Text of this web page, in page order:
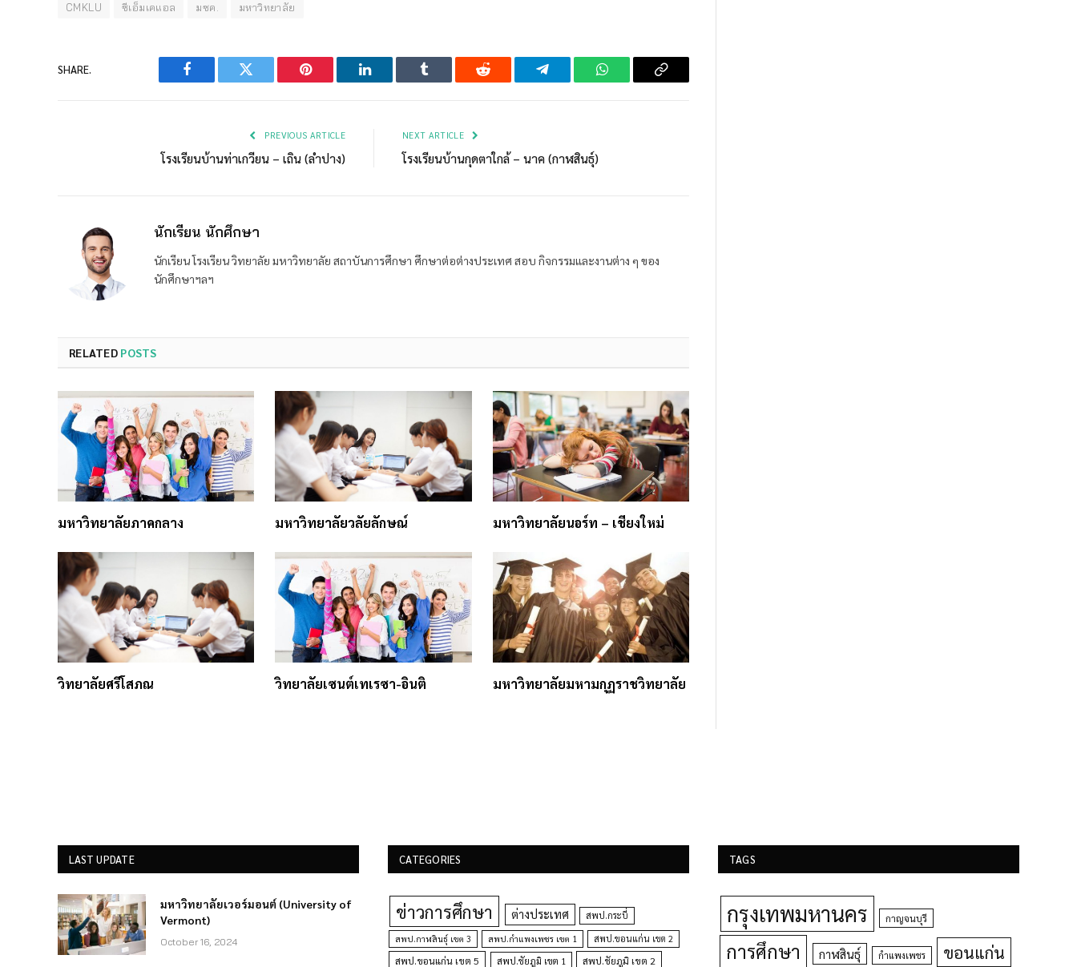
CMKLU ซีเอ็มเคแอล มซค. มหาวิทยาลัย
SHARE.
Facebook Twitter Pinterest LinkedIn Tumblr Reddit Telegram WhatsAppCopy
PREVIOUS ARTICLE
โรงเรียนบ้านท่าเกวียน – เถิน (ลำปาง)
NEXT ARTICLE
โรงเรียนบ้านกุดตาใกล้ – นาค (กาฬสินธุ์)
นักเรียน นักศึกษา
นักเรียน โรงเรียน วิทยาลัย มหาวิทยาลัย สถาบันการศึกษา ศึกษาต่อต่างประเทศ สอบ กิจกรรมและงานต่าง ๆ ของ
นักศึกษาฯลฯ
RELATED POSTS
มหาวิทยาลัยภาคกลาง มหาวิทยาลัยวลัยลักษณ์ มหาวิทยาลัยนอร์ท – เชียงใหม่
วิทยาลัยศรีโสภณ วิทยาลัยเซนต์เทเรซา-อินติ มหาวิทยาลัยมหามกุฏราชวิทยาลัย
LAST UPDATE
มหาวิทยาลัยเวอร์มอนต์ (University of
Vermont)
October 16, 2024
CATEGORIES
ข่าวการศึกษา ต่างประเทศ สพป.กระบี่
สพป.กาฬสินธุ์ เขต 3 สพป.กำแพงเพชร เขต 1 สพป.ขอนแก่น เขต 2
สพป.ขอนแก่น เขต 5 สพป.ชัยภูมิ เขต 1 สพป.ชัยภูมิ เขต 2
TAGS
กรุงเทพมหานคร กาญจนบุรี
การศึกษา กาฬสินธุ์ กำแพงเพชร ขอนแก่น